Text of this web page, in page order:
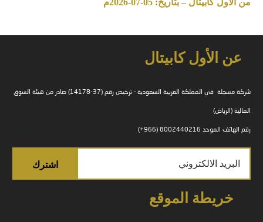
من الأول كابيتال – بتاريخ: 05-07-2026م
عن الأول كابيتال
شركة مسجلة في المملكة العربية السعودية – ترخيص رقم (37-14178) صادر من هيئة السوق
المالية (الرياض)
رقم الهاتف الموحد 8002440216 (966+)
خريطة الموقع